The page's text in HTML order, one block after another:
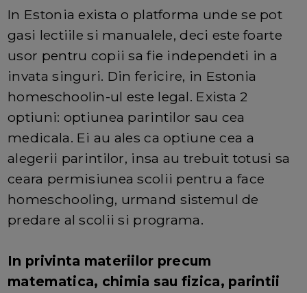
In Estonia exista o platforma unde se pot
gasi lectiile si manualele, deci este foarte
usor pentru copii sa fie independeti in a
invata singuri. Din fericire, in Estonia
homeschoolin-ul este legal. Exista 2
optiuni: optiunea parintilor sau cea
medicala. Ei au ales ca optiune cea a
alegerii parintilor, insa au trebuit totusi sa
ceara permisiunea scolii pentru a face
homeschooling, urmand sistemul de
predare al scolii si programa.
In privinta materiilor precum
matematica, chimia sau fizica, parintii